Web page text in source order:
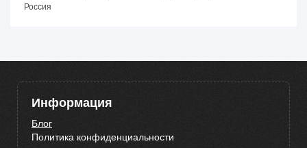
Россия
Информация
Блог
Политика конфиденциальности